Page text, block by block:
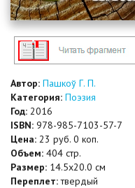
Автор: Пашкоў Г. П.
Категория: Поэзия
Год: 2016
ISBN: 978-985-7103-57-7
Цена: 23 руб. 0 коп.
Объем: 404 стр.
Размер: 14.5x20.0 см
Переплет:твердый